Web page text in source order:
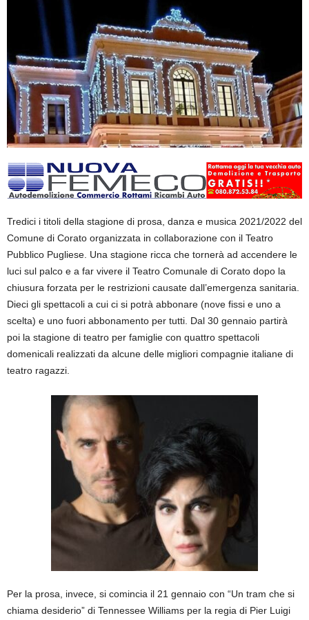
Tredici i titoli della stagione di prosa, danza e musica 2021/2022 del
Comune di Corato organizzata in collaborazione con il Teatro
Pubblico Pugliese. Una stagione ricca che tornerà ad accendere le
luci sul palco e a far vivere il Teatro Comunale di Corato dopo la
chiusura forzata per le restrizioni causate dall’emergenza sanitaria.
Dieci gli spettacoli a cui ci si potrà abbonare (nove fissi e uno a
scelta) e uno fuori abbonamento per tutti. Dal 30 gennaio partirà
poi la stagione di teatro per famiglie con quattro spettacoli
domenicali realizzati da alcune delle migliori compagnie italiane di
teatro ragazzi.
Per la prosa, invece, si comincia il 21 gennaio con “Un tram che si
chiama desiderio” di Tennessee Williams per la regia di Pier Luigi